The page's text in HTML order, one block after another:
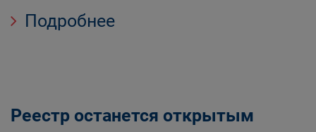
Подробнее
Реестр останется открытым